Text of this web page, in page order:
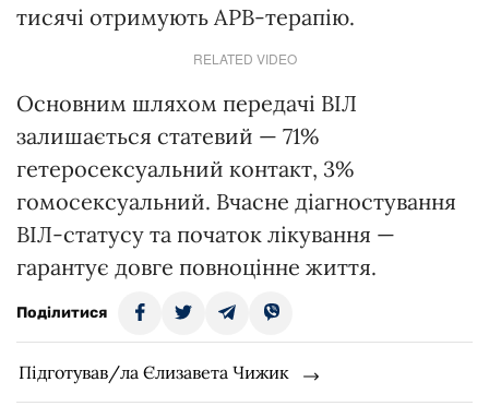
тисячі отримують АРВ-терапію.
RELATED VIDEO
Основним шляхом передачі ВІЛ
залишається статевий — 71%
гетеросексуальний контакт, 3%
гомосексуальний. Вчасне діагностування
ВІЛ-статусу та початок лікування —
гарантує довге повноцінне життя.
Поділитися
Підготував/ла Єлизавета Чижик